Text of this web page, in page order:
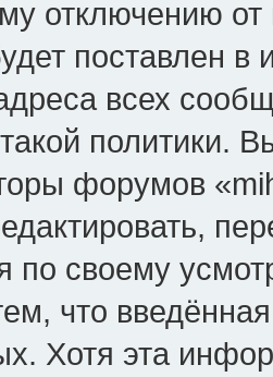
отключению
поставлен в
всех
политики.
форумов
по своему
что
Хотя эта